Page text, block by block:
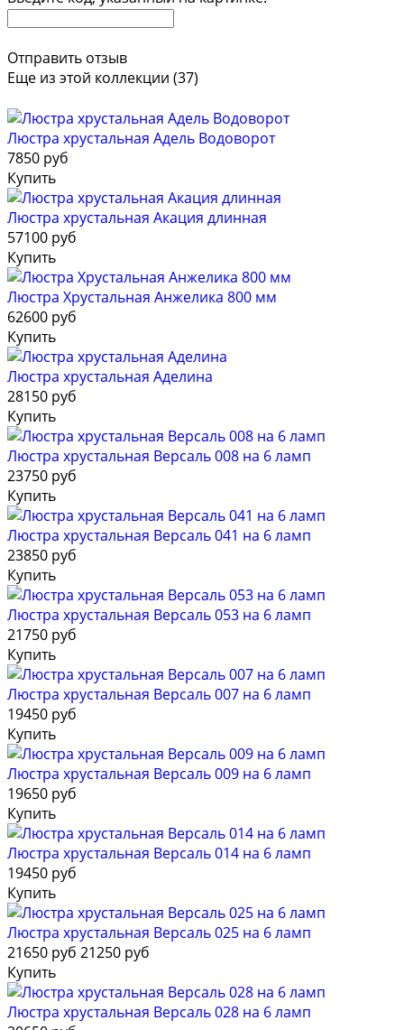
Отправить отзыв
Еще из этой коллекции (37)
Люстра хрустальная Адель Водоворот
7850 руб
Купить
Люстра хрустальная Акация длинная
57100 руб
Купить
Люстра Хрустальная Анжелика 800 мм
62600 руб
Купить
Люстра хрустальная Аделина
28150 руб
Купить
Люстра хрустальная Версаль 008 на 6 ламп
23750 руб
Купить
Люстра хрустальная Версаль 041 на 6 ламп
23850 руб
Купить
Люстра хрустальная Версаль 053 на 6 ламп
21750 руб
Купить
Люстра хрустальная Версаль 007 на 6 ламп
19450 руб
Купить
Люстра хрустальная Версаль 009 на 6 ламп
19650 руб
Купить
Люстра хрустальная Версаль 014 на 6 ламп
19450 руб
Купить
Люстра хрустальная Версаль 025 на 6 ламп
21650 руб 21250 руб
Купить
Люстра хрустальная Версаль 028 на 6 ламп